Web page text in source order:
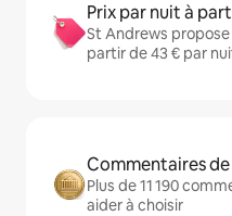
Prix par nuit à
St Andrews
partir de 43 € par
Commentaires
Plus de 11 190
aider à choisir